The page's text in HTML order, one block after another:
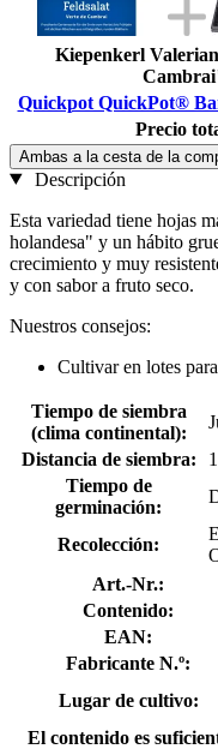
Kiepenkerl
Quickpot QuickPot®
Precio
Ambas a la cesta de la
Descripción
Esta variedad tiene hojas
holandesa" y un hábito
crecimiento y muy
y con sabor a fruto seco.
Nuestros consejos:
Cultivar en lotes
Tiempo de siembra
(clima continental):
Distancia de siembra:
Tiempo de
germinación:
Recolección:
Art.-Nr.:
Contenido:
EAN:
Fabricante N.º:
Lugar de cultivo:
El contenido es